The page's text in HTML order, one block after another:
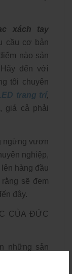
xách tay
cầu cơ bản
nào sản
đến với
tôi chuyên
trang trí,
giá cả phải
ngừng vươn
nghiệp,
hàng đầu
sẽ đem
đây.
CỦA ĐỨC
những sản